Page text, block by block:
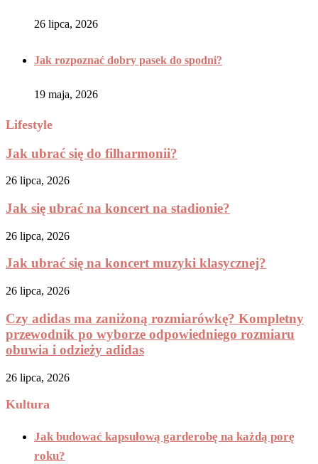
26 lipca, 2026
Jak rozpoznać dobry pasek do spodni?
19 maja, 2026
Lifestyle
Jak ubrać się do filharmonii?
26 lipca, 2026
Jak się ubrać na koncert na stadionie?
26 lipca, 2026
Jak ubrać się na koncert muzyki klasycznej?
26 lipca, 2026
Czy adidas ma zaniżoną rozmiarówkę? Kompletny
przewodnik po wyborze odpowiedniego rozmiaru
obuwia i odzieży adidas
26 lipca, 2026
Kultura
Jak budować kapsułową garderobę na każdą porę
roku?